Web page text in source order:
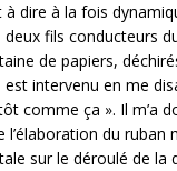
à dire à la fois
fils conducteurs
de papiers,
est intervenu en me
comme ça ». Il m’a
l’élaboration du ruban
sur le déroulé de la